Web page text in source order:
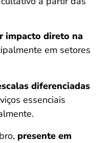
impacto direto na
em setores
diferenciadas
essenciais
presente em